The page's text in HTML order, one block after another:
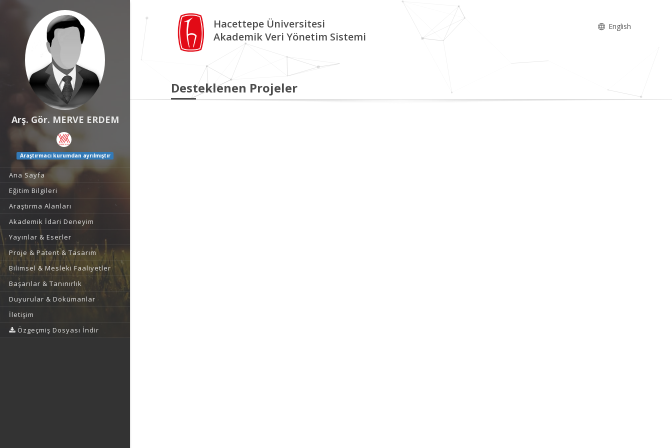
Arş. Gör. MERVE ERDEM
Araştırmacı kurumdan ayrılmıştır
Ana Sayfa
Eğitim Bilgileri
Araştırma Alanları
Akademik İdari Deneyim
Yayınlar & Eserler
Proje & Patent & Tasarım
Bilimsel & Mesleki Faaliyetler
Başarılar & Tanınırlık
Duyurular & Dokümanlar
İletişim
Özgeçmiş Dosyası İndir
Hacettepe Üniversitesi
Akademik Veri Yönetim Sistemi
English
Desteklenen Projeler